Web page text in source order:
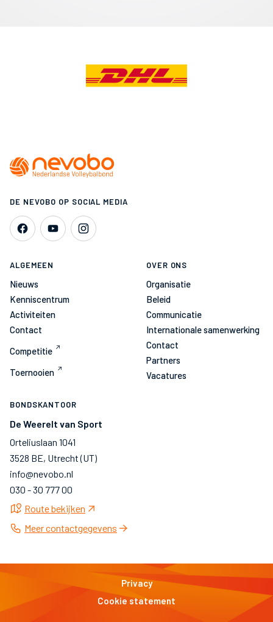
DE NEVOBO OP SOCIAL MEDIA
ALGEMEEN
Nieuws
Kenniscentrum
Activiteiten
Contact
Competitie
Toernooien
OVER ONS
Organisatie
Beleid
Communicatie
Internationale samenwerking
Contact
Partners
Vacatures
BONDSKANTOOR
De Weerelt van Sport
Orteliuslaan 1041
3528 BE, Utrecht (UT)
info@nevobo.nl
030 - 30 777 00
Route bekijken
Meer contactgegevens
Privacy
Cookie statement